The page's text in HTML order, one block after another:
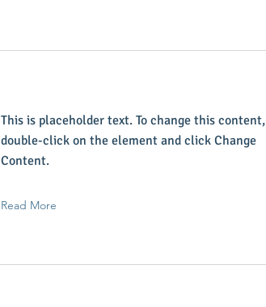
This is placeholder text. To change this content,
double-click on the element and click Change
Content.
Read More